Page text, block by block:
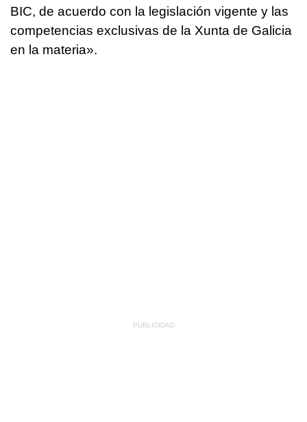
BIC, de acuerdo con la legislación vigente y las
competencias exclusivas de la Xunta de Galicia
en la materia».